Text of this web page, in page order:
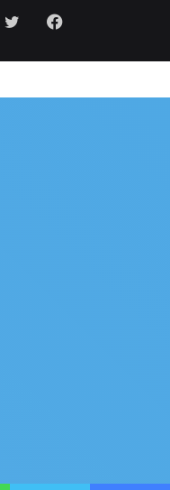
فيسبوك